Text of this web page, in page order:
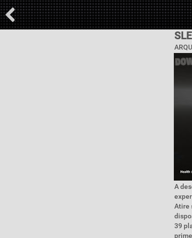
A
Atire
39